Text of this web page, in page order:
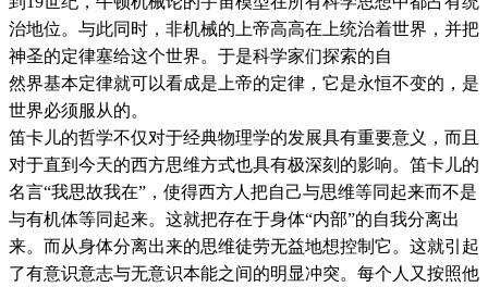
治地位。与此同时，非机械的上帝高高在上统治着世界，并把
神圣的定律塞给这个世界。于是科学家们探索的自
然界基本定律就可以看成是上帝的定律，它是永恒不变的，是
世界必须服从的。
笛卡儿的哲学不仅对于经典物理学的发展具有重要意义，而且
对于直到今天的西方思维方式也具有极深刻的影响。笛卡儿的
名言“我思故我在”，使得西方人把自己与思维等同起来而不是
与有机体等同起来。这就把存在于身体“内部”的自我分离出
来。而从身体分离出来的思维徒劳无益地想控制它。这就引起
了有意识意志与无意识本能之间的明显冲突。每个人又按照他